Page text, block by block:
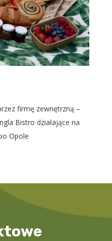
firmę zewnętrzną –
Bistro działające na
Opole